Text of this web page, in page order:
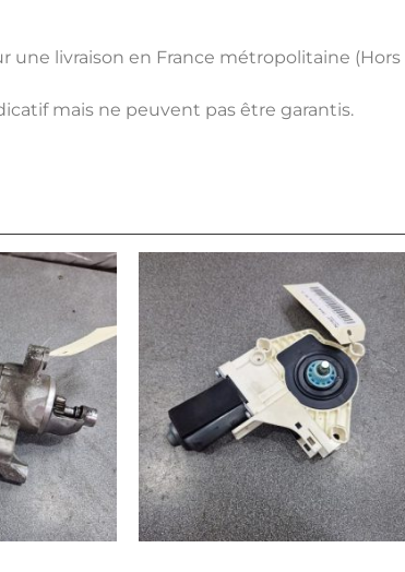
une livraison en France métropolitaine
mais ne peuvent pas être garantis.